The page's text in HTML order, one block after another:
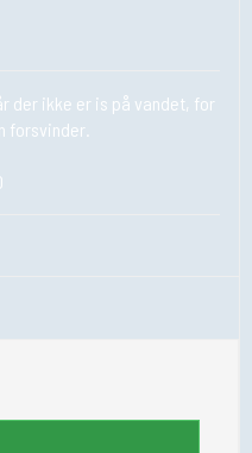
der ikke er is på vandet, for
forsvinder.